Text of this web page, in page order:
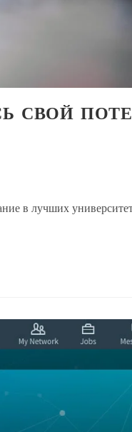
СВОЙ
в лучших